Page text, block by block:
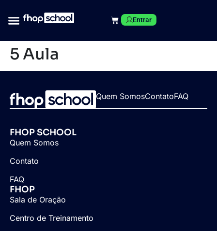
Entrar
5 Aula
Quem SomosContatoFAQ
FHOP SCHOOL
Quem Somos
Contato
FAQ
FHOP
Sala de Oração
Centro de Treinamento